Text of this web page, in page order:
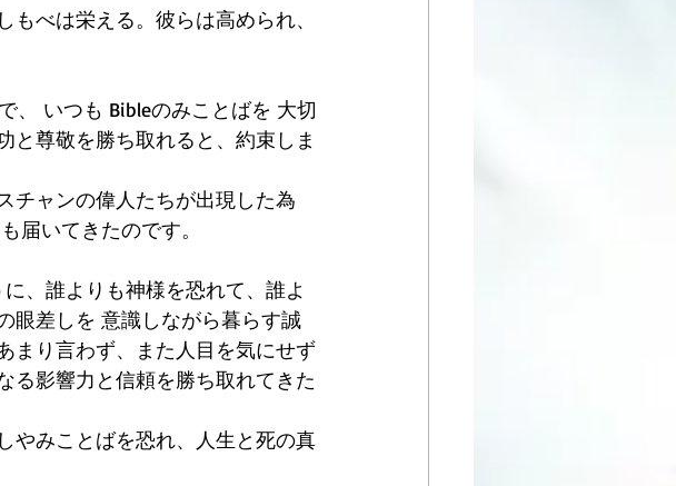
もべは栄える。彼らは高められ、
、 いつも Bibleのみことばを 大切
と尊敬を勝ち取れると、約束しま
チャンの偉人たちが出現した為
届いてきたのです。
、誰よりも神様を恐れて、誰よ
眼差しを 意識しながら暮らす誠
まり言わず、また人目を気にせず
る影響力と信頼を勝ち取れてきた
やみことばを恐れ、人生と死の真